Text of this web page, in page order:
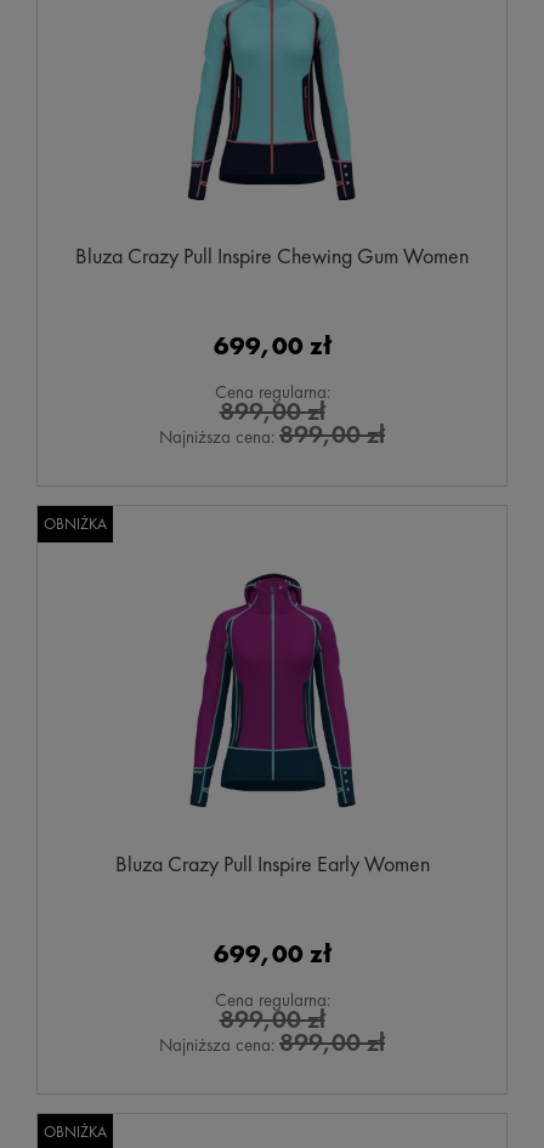
Bluza Crazy Pull Inspire Chewing Gum Women
699,00 zł
Cena regularna:
899,00 zł
Najniższa cena: 899,00 zł
Bluza Crazy Pull Inspire Early Women
699,00 zł
Cena regularna:
899,00 zł
Najniższa cena: 899,00 zł
OBNIŻKA
OBNIŻKA